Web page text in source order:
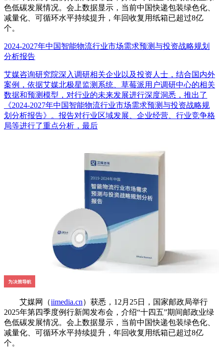
色低碳发展情况。会上数据显示，当前中国快递包装绿色化、
减量化、可循环水平持续提升，年回收复用纸箱已超过8亿
个。
2024-2027年中国智能物流行业市场需求预测与投资战略规划
分析报告
艾媒咨询研究院深入调研相关企业以及投资人士，结合国内外
案例，依据艾媒北极星监测系统、草莓派用户调研中心的相关
数据和预测模型，对行业的未来发展进行深度洞悉，推出了
《2024-2027年中国智能物流行业市场需求预测与投资战略规
划分析报告》。报告对行业区域发展、企业经营、行业竞争格
局等进行了重点分析，最后
艾媒网（iimedia.cn）获悉，12月25日，国家邮政局举行
2025年第四季度例行新闻发布会，介绍“十四五”期间邮政业绿
色低碳发展情况。会上数据显示，当前中国快递包装绿色化、
减量化、可循环水平持续提升，年回收复用纸箱已超过8亿
个。